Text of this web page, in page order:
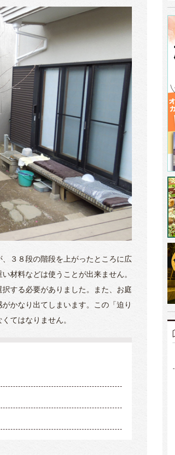
３８段の階段を上がったところに広
材料などは使うことが出来ません。
する必要がありました。また、お庭
かなり出てしまいます。この「迫り
てはなりません。